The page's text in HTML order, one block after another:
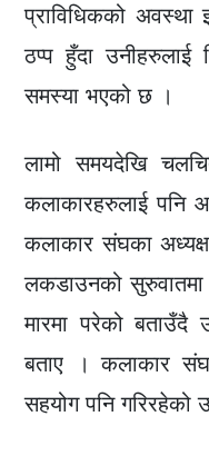
प्राविधिकको
ठप्प हुँदा उनीहरुलाई
समस्या भएको छ ।
लामो समयदेखि
कलाकारहरुलाई पनि
कलाकार संघका
लकडाउनको
मारमा परेको
बताए । कलाकार
सहयोग पनि गरिरहेको